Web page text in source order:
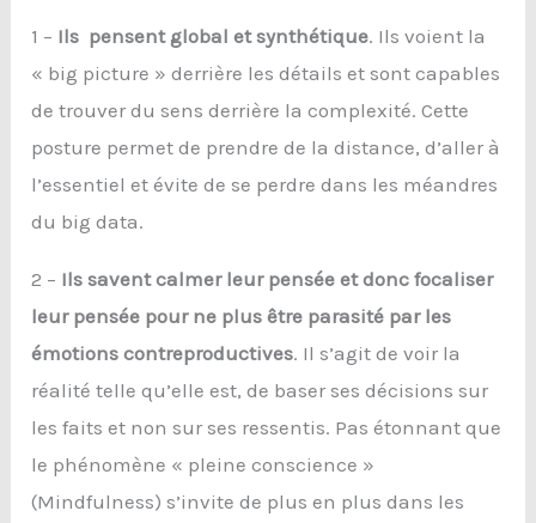
1 – Ils pensent global et synthétique. Ils voient la
« big picture » derrière les détails et sont capables
de trouver du sens derrière la complexité. Cette
posture permet de prendre de la distance, d’aller à
l’essentiel et évite de se perdre dans les méandres
du big data.
2 – Ils savent calmer leur pensée et donc focaliser
leur pensée pour ne plus être parasité par les
émotions contreproductives. Il s’agit de voir la
réalité telle qu’elle est, de baser ses décisions sur
les faits et non sur ses ressentis. Pas étonnant que
le phénomène « pleine conscience »
(Mindfulness) s’invite de plus en plus dans les